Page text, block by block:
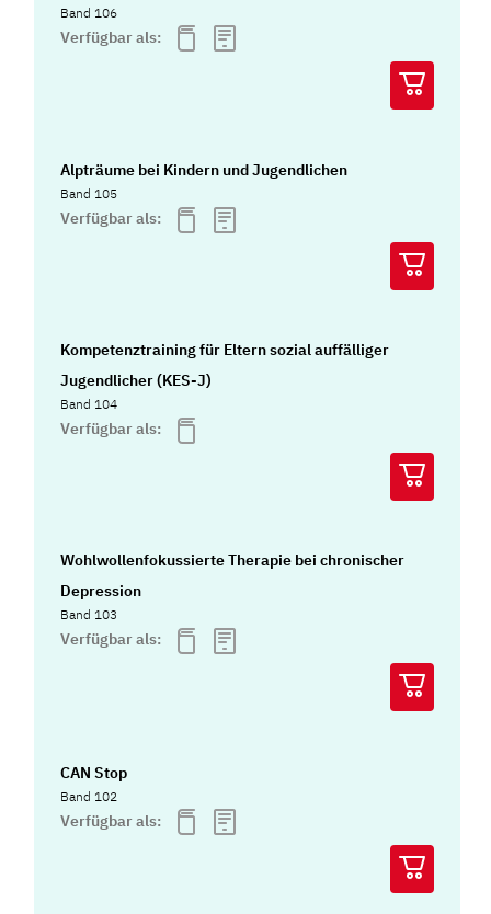
Band 106
Verfügbar als:
Alpträume bei Kindern und Jugendlichen
Band 105
Verfügbar als:
Kompetenztraining für Eltern sozial auffälliger
Jugendlicher (KES-J)
Band 104
Verfügbar als:
Wohlwollenfokussierte Therapie bei chronischer
Depression
Band 103
Verfügbar als:
CAN Stop
Band 102
Verfügbar als: